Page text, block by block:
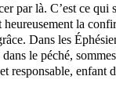
par là. C’est ce
la
Dans les
le péché,
enfant